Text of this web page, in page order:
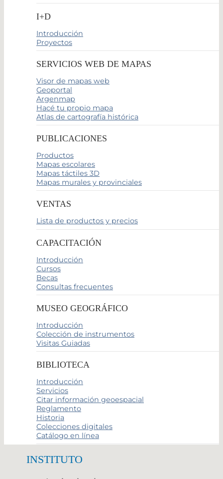
I+D
Introducción
Proyectos
SERVICIOS WEB DE MAPAS
Visor de mapas web
Geoportal
Argenmap
Hacé tu propio mapa
Atlas de cartografía histórica
PUBLICACIONES
Productos
Mapas escolares
Mapas táctiles 3D
Mapas murales y provinciales
VENTAS
Lista de productos y precios
CAPACITACIÓN
Introducción
Cursos
Becas
Consultas frecuentes
MUSEO GEOGRÁFICO
Introducción
Colección de instrumentos
Visitas Guiadas
BIBLIOTECA
Introducción
Servicios
Citar información geoespacial
Reglamento
Historia
Colecciones digitales
Catálogo en línea
INSTITUTO